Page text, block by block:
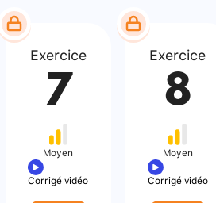
Exercice
7
Moyen
Corrigé vidéo
Exercice
8
Moyen
Corrigé vidéo